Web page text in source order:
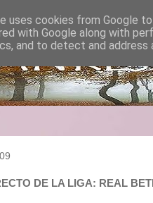
DE LA LIGA: REAL
uses cookies from Google
with Google along with
and to detect and address